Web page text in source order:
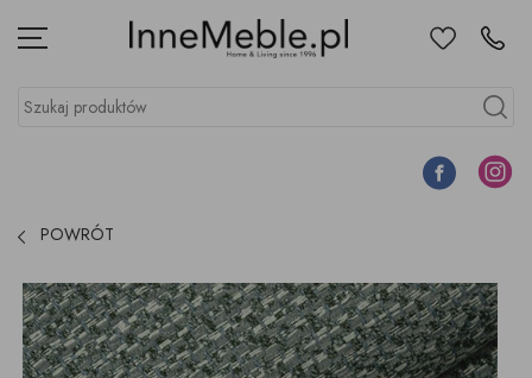
Menu UlubioneKontakt
Szukaj produktów
Szukaj
Facebook
POWRÓT